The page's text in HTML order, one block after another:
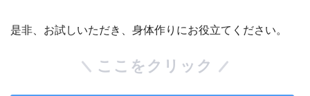
是非、お試しいただき、身体作りにお役立てください。
ここをクリック